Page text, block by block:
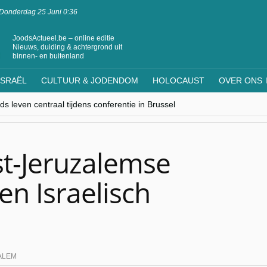
25 Juni 0:36
JoodsActueel.be – online editie
Nieuws, duiding & achtergrond uit
binnen- en buitenland
CULTUUR & JODENDOM HOLOCAUST OVER ONS
leven centraal tijdens conferentie in Brussel
Westen minderheden begrijpt”, Jinnih Beels (Vooruit)
van Oost-Europa
Jeruzalemse
Israelisch